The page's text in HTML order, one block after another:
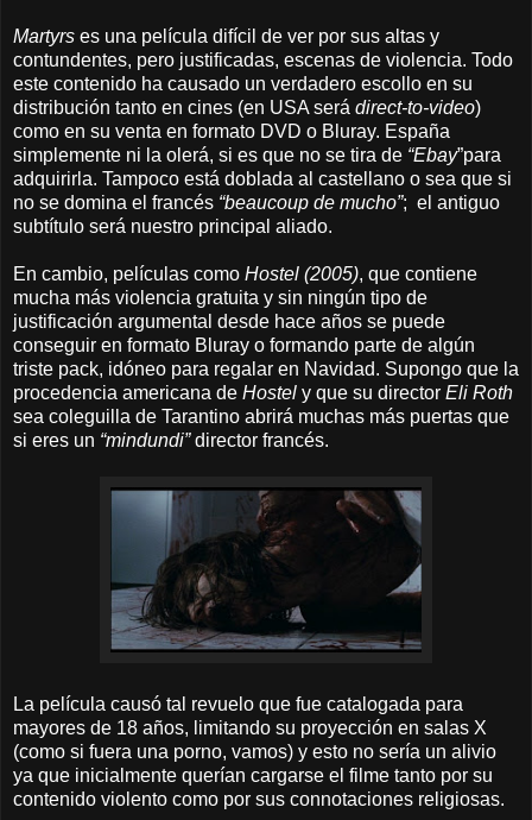
Martyrs es una película difícil de ver por sus altas y
contundentes, pero justificadas, escenas de violencia. Todo
este contenido ha causado un verdadero escollo en su
distribución tanto en cines (en USA será direct-to-video)
como en su venta en formato DVD o Bluray. España
simplemente ni la olerá, si es que no se tira de “Ebay”para
adquirirla. Tampoco está doblada al castellano o sea que si
no se domina el francés “beaucoup de mucho”; el antiguo
subtítulo será nuestro principal aliado.
En cambio, películas como Hostel (2005), que contiene
mucha más violencia gratuita y sin ningún tipo de
justificación argumental desde hace años se puede
conseguir en formato Bluray o formando parte de algún
triste pack, idóneo para regalar en Navidad. Supongo que la
procedencia americana de Hostel y que su director Eli Roth
sea coleguilla de Tarantino abrirá muchas más puertas que
si eres un “mindundi”director francés.
La película causó tal revuelo que fue catalogada para
mayores de 18 años, limitando su proyección en salas X
(como si fuera una porno, vamos) y esto no sería un alivio
ya que inicialmente querían cargarse el filme tanto por su
contenido violento como por sus connotaciones religiosas.